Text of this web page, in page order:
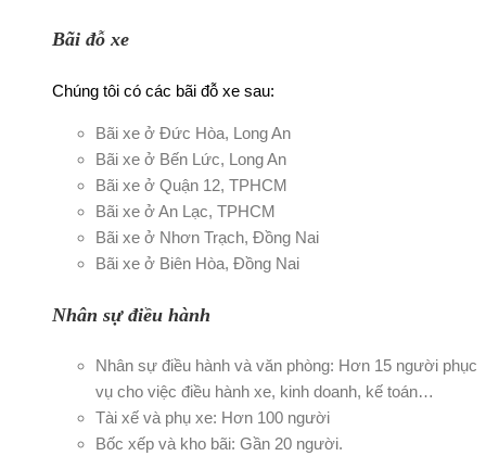
Bãi đỗ xe
Chúng tôi có các bãi đỗ xe sau:
Bãi xe ở Đức Hòa, Long An
Bãi xe ở Bến Lức, Long An
Bãi xe ở Quận 12, TPHCM
Bãi xe ở An Lạc, TPHCM
Bãi xe ở Nhơn Trạch, Đồng Nai
Bãi xe ở Biên Hòa, Đồng Nai
Nhân sự điều hành
Nhân sự điều hành và văn phòng: Hơn 15 người phục
vụ cho việc điều hành xe, kinh doanh, kế toán…
Tài xế và phụ xe: Hơn 100 người
Bốc xếp và kho bãi: Gần 20 người.